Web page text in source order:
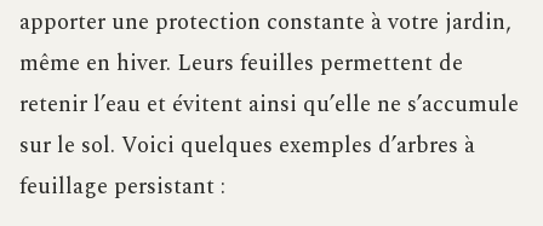
apporter une protection constante à votre jardin,
même en hiver. Leurs feuilles permettent de
retenir l’eau et évitent ainsi qu’elle ne s’accumule
sur le sol. Voici quelques exemples d’arbres à
feuillage persistant :